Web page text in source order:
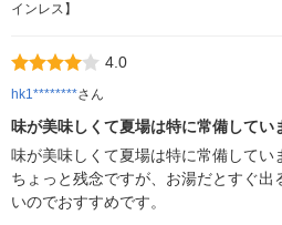
インレス】
4.0
hk1********さん
味が美味しくて夏場は特に常備して
味が美味しくて夏場は特に常備してい
ちょっと残念ですが、お湯だとすぐ出
いのでおすすめです。